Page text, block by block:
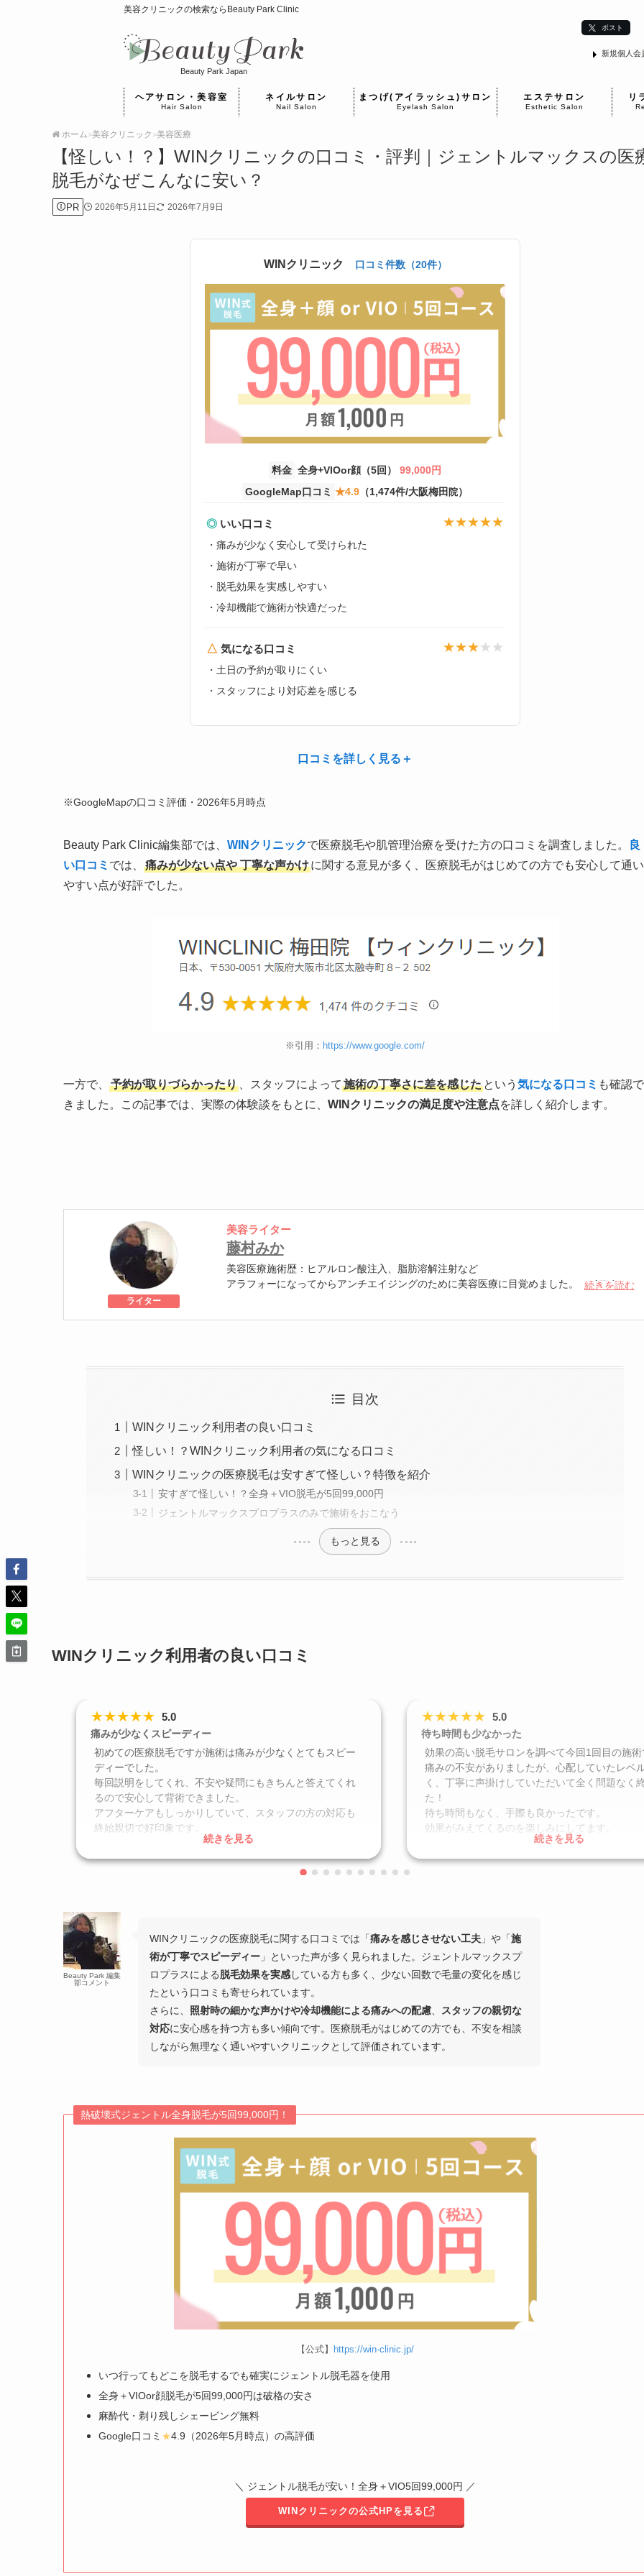
美容クリニックの検索ならBeauty Park Clinic
Beauty Park Japan
ポスト
新規個人会
ヘアサロン・美容室
Hair Salon
ネイルサロン
Nail Salon
まつげ(アイラッシュ)サロン
Eyelash Salon
エステサロン
Esthetic Salon
リ
ホーム>美容クリニック >美容医療
【怪しい！？】WINクリニックの口コミ・評判｜ジェントルマックスの医
脱毛がなぜこんなに安い？
PR 2026年5月11日 2026年7月9日
WINクリニック 口コミ件数（20件）
料金 全身+VIOor顔（5回） 99,000円
GoogleMap口コミ ★4.9（1,474件/大阪梅田 院）
◎ いい口コミ
・痛みが少なく安心して受けられた
・施術が丁寧で早い
・脱毛効果を実感しやすい
・冷却機能で施術が快適だった
△ 気になる口コミ
・土日の予約が取りにくい
・スタッフにより対応差を感じる
口コミを詳しく見る＋
※GoogleMapの口コミ評価・2026年5月時点
Beauty Park Clinic編集部では、 WINクリニックで医療脱毛や肌管理治療を受けた方の口コミを調査しました。
良
い口コミ では、 痛みが少ない点や 丁寧な声かけに関する意見が多く、医療脱毛がはじめての方でも安心して通い
やすい点が好評でした。
※引用： https://www.google.com/
一方で、 予約が取りづらかったり 、スタッフによって 施術の丁寧さに差を感じた という 気になる口コミ も確認で
きました。この記事では、実際の体験談をもとに、 WINクリニックの満足度や注意点を詳しく紹介します。
ライター
美容ライター
藤村みか
美容医療施術歴：ヒアルロン酸注入、脂肪溶解注射など
アラフォーになってからアンチエイジングのために美容医療に目覚めました。ハイフやボ
続きを読む
目次
WINクリニック利用者の良い口コミ
怪しい！？WINクリニック利用者の気になる口コミ
WINクリニックの医療脱毛は安すぎて怪しい？特徴を紹介
安すぎて怪しい！？全身＋VIO脱毛が5回99,000円
ジェントルマックスプロプラスのみで施術をおこなう
もっと見る
WINクリニック利用者の良い口コミ
★★★★★ 5.0
痛みが少なくスピーディー
初めての医療脱毛ですが施術は痛みが少なくとてもスピー
ディーでした。
毎回説明をしてくれ、不安や疑問にもきちんと答えてくれ
るので安心して背術できました。
アフターケアもしっかりしていて、スタッフの方の対応も
終始親切で好印象です。
口コミ投稿日 2026年3月
引用元
続きを見る
★★★★★ 5.0
待ち時間も少なかった
効果の高い脱毛サロンを調べて今回1回目の施術
痛みの不安がありましたが、心配していたレベル
く、丁寧に声掛けしていただいて全く問題なく
た！
待ち時間もなく、手際も良かったです。
効果がみえてくるのを楽しみにしてます。
口コミ投稿日 2026年1月
続きを見る
Beauty Park 編集
部コメント
WINクリニックの医療脱毛に関する口コミでは「痛みを感じさせない工夫 」や「施
術が丁寧でスピーディー 」といった声が多く見られました。ジェントルマックスプ
ロプラスによる脱毛効果を実感している方も多く、少ない回数で毛量の変化を感じ
たという口コミも寄せられています。
さらに、 照射時の細かな声かけや冷却機能による痛みへの配慮
スタッフの親切な
対応に安心感を持つ方も多い傾向です。医療脱毛がはじめての方でも、不安を相談
しながら無理なく通いやすいクリニックとして評価されています。
熱破壊式ジェントル全身脱毛が5回99,000円！
【公式】 https://win-clinic.jp/
いつ行ってもどこを脱毛するでも確実にジェントル脱毛器を使用
全身＋VIOor顔脱毛が5回99,000円は破格の安さ
麻酔代・剃り残しシェービング無料
Google口コミ ★4.9（2026年5月時点）の高評価
＼ ジェントル脱毛が安い！全身＋VIO5回99,000円 ／
WINクリニックの公式HPを見る